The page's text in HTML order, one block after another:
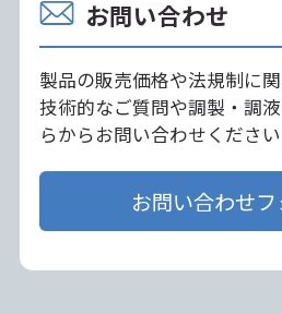
お問い合わせ
製品の販売価格や法規制に関
技術的なご質問や調製・調
らからお問い合わせください
お問い合わせ